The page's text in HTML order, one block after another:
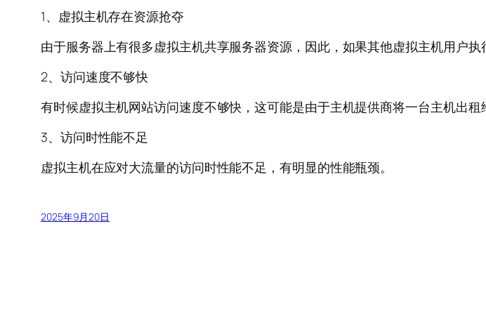
1、虚拟主机存在资源抢夺
由于服务器上有很多虚拟主机共享服务器资源，因此，如果其他虚拟主机用户
2、访问速度不够快
有时候虚拟主机网站访问速度不够快，这可能是由于主机提供商将一台主机出
3、访问时性能不足
虚拟主机在应对大流量的访问时性能不足，有明显的性能瓶颈。
2025年9月20日